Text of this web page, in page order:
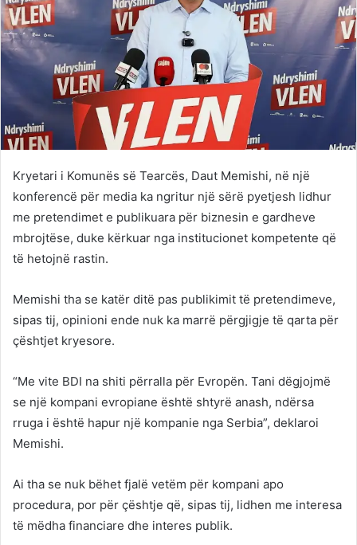
Kryetari i Komunës së Tearcës, Daut Memishi, në një
konferencë për media ka ngritur një sërë pyetjesh lidhur
me pretendimet e publikuara për biznesin e gardheve
mbrojtëse, duke kërkuar nga institucionet kompetente që
të hetojnë rastin.
Memishi tha se katër ditë pas publikimit të pretendimeve,
sipas tij, opinioni ende nuk ka marrë përgjigje të qarta për
çështjet kryesore.
“Me vite BDI na shiti përralla për Evropën. Tani dëgjojmë
se një kompani evropiane është shtyrë anash, ndërsa
rruga i është hapur një kompanie nga Serbia”, deklaroi
Memishi.
Ai tha se nuk bëhet fjalë vetëm për kompani apo
procedura, por për çështje që, sipas tij, lidhen me interesa
të mëdha financiare dhe interes publik.